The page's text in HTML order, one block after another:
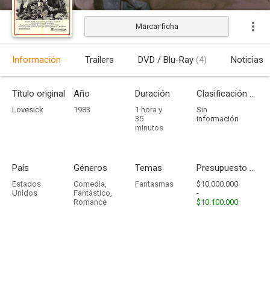
Estrenada
Marcar ficha
Información Trailers DVD / Blu-Ray (4) Noticias
Título original
Lovesick
Año
1983
Duración
1 hora y
35
minutos
Clasificación por edades
Sin
información
País
Estados
Unidos
Géneros
Comedia,
Fantástico,
Romance
Temas
Fantasmas
Presupuesto - Ingresos
$10.000.000
-
$10.100.000